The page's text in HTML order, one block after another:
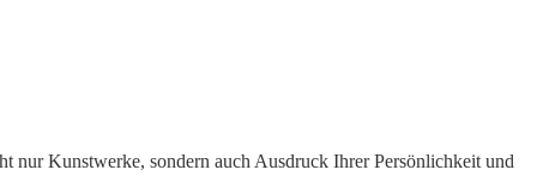
nur Kunstwerke, sondern auch Ausdruck Ihrer Persönlichkeit und